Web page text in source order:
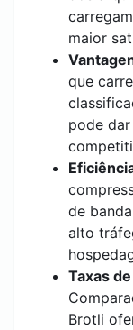
maior
que
pode
de
alto
Taxas
Brotli